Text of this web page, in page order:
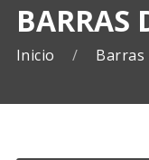
BARRAS
Inicio Barras